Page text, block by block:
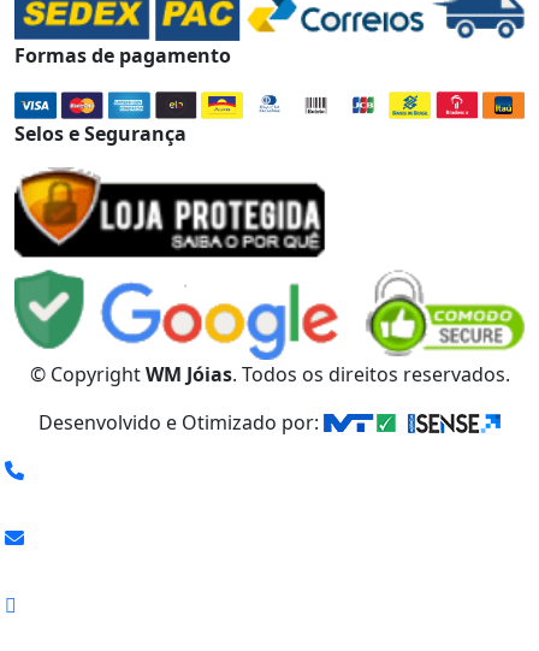
Formas de pagamento
Selos e Segurança
© CopyrightWM Jóias. Todos os direitos reservados.
Desenvolvido e Otimizado por: